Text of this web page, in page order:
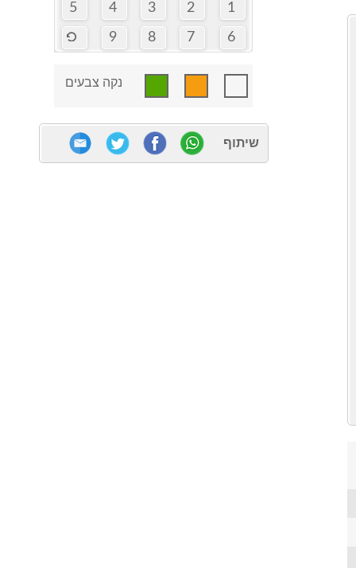
1
2
3
4
5
6
7
8
9
נקה צבעים
שיתוף